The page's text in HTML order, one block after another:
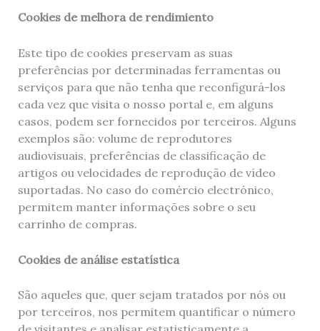
Cookies de melhora de rendimiento
Este tipo de cookies preservam as suas
preferências por determinadas ferramentas ou
serviços para que não tenha que reconfigurá-los
cada vez que visita o nosso portal e, em alguns
casos, podem ser fornecidos por terceiros. Alguns
exemplos são: volume de reprodutores
audiovisuais, preferências de classificação de
artigos ou velocidades de reprodução de vídeo
suportadas. No caso do comércio electrónico,
permitem manter informações sobre o seu
carrinho de compras.
Cookies de análise estatística
São aqueles que, quer sejam tratados por nós ou
por terceiros, nos permitem quantificar o número